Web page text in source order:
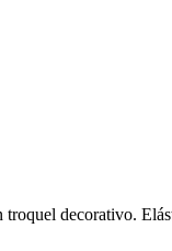
decorativo.